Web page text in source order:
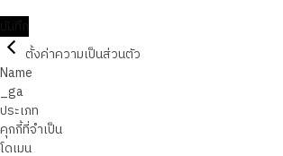
ตั้งค่าความเป็นส่วนตัว
Name
_ga
ประเภท
คุกกี้ที่จำเป็น
โดเมน